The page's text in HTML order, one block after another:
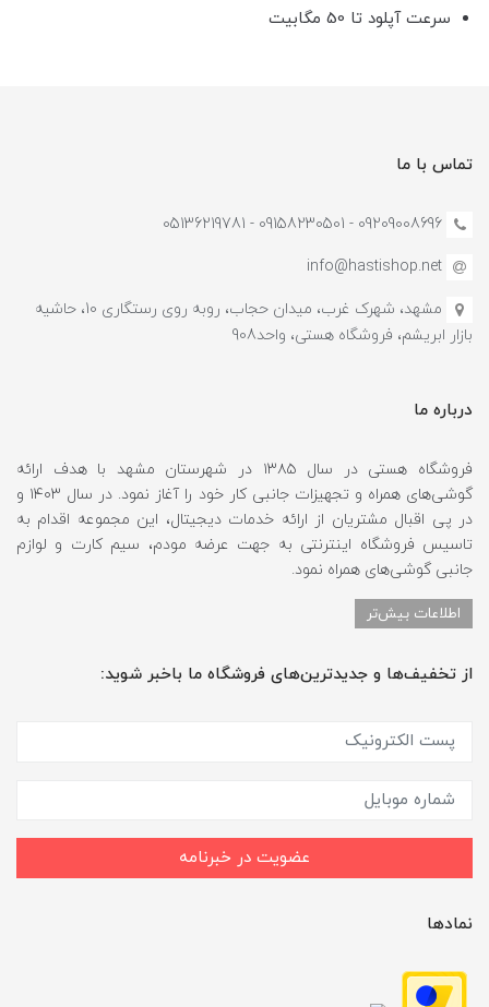
سرعت آپلود تا 50 مگابیت
تماس با ما
09209008696 - 09158230501 - 05136219781
info@hastishop.net
مشهد، شهرک غرب، میدان حجاب، روبه روی رستگاری 10، حاشیه
بازار ابریشم، فروشگاه هستی، واحد908
درباره ما
فروشگاه هستی در سال ۱۳۸۵ در شهرستان مشهد با هدف ارائه
گوشی‌های همراه و تجهیزات جانبی کار خود را آغاز نمود. در سال ۱۴۰۳ و
در پی اقبال مشتریان از ارائه خدمات دیجیتال، این مجموعه اقدام به
تاسیس فروشگاه اینترنتی به جهت عرضه مودم، سیم کارت و لوازم
جانبی گوشی‌های همراه نمود.
اطلاعات بیش‌تر
از تخفیف‌ها و جدیدترین‌های فروشگاه ما باخبر شوید:
عضویت در خبرنامه
نمادها